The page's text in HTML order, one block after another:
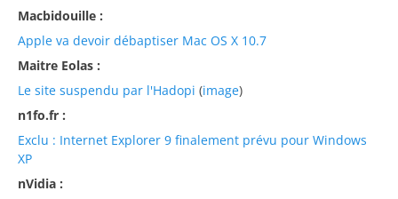
Macbidouille :
Apple va devoir débaptiser Mac OS X 10.7
Maitre Eolas :
Le site suspendu par l'Hadopi (image)
n1fo.fr :
Exclu : Internet Explorer 9 finalement prévu pour Windows
XP
nVidia :